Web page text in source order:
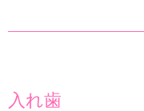
入れ歯